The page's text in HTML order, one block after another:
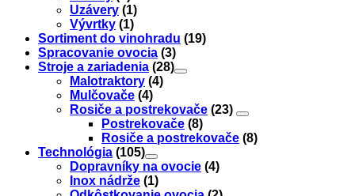
Uzávery (1)
Vývrtky (1)
Sortiment do vinohradu (19)
Spracovanie ovocia (3)
Stroje a zariadenia (28)
Malotraktory (4)
Mulčovače (4)
Rosiče a postrekovače (23)
Postrekovače (8)
Rosiče a postrekovače (8)
Technológia (105)
Dopravníky na ovocie (4)
Inox nádrže (1)